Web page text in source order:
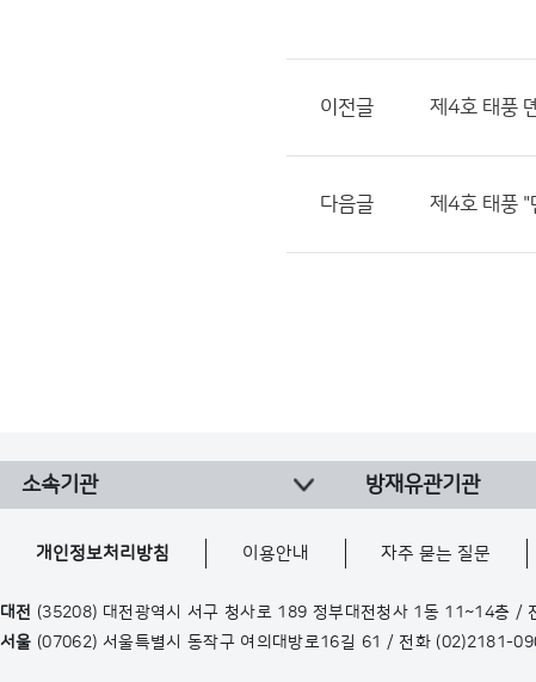
이전글 제4호 태풍
다음글 제4호 태풍 "
소속기관 방재유관기관
개인정보처리방침 이용안내 자주 묻는 질문
대전 (35208) 대전광역시 서구 청사로 189 정부대전청사 1동 11~14층 /
서울 (07062) 서울특별시 동작구 여의대방로16길 61 / 전화 (02)2181-